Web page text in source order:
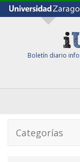
Boletín diario
Categorías